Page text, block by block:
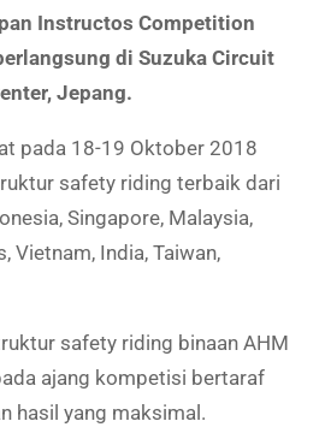
Instructos Competition
di Suzuka Circuit
Jepang.
pada 18-19 Oktober 2018
safety riding terbaik dari
Singapore, Malaysia,
Vietnam, India, Taiwan,
safety riding binaan AHM
ajang kompetisi bertaraf
hasil yang maksimal.